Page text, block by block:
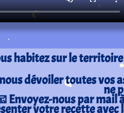
habitez sur le
dévoiler toutes vos
ne
Envoyez-nous par mail
votre recette